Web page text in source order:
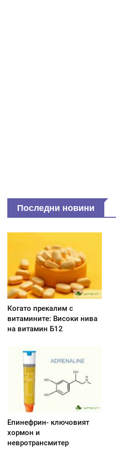
Последни новини
Когато прекалим с
витамините: Високи нива
на витамин Б12
Епинефрин- ключовият
хормон и
невротрансмитер